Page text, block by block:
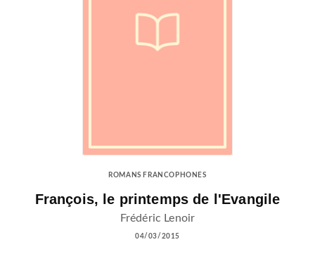
ROMANS FRANCOPHONES
François, le printemps de l'Evangile
Frédéric Lenoir
04/03/2015